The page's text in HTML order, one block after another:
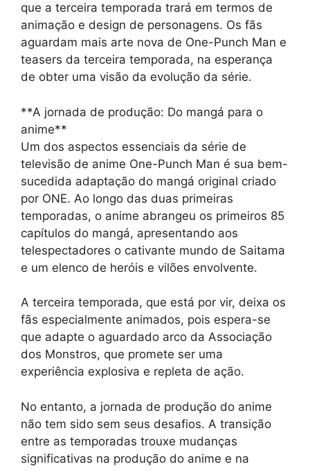
que a terceira temporada trará em termos de
animação e design de personagens. Os fãs
aguardam mais arte nova de One-Punch Man e
teasers da terceira temporada, na esperança
de obter uma visão da evolução da série.
**A jornada de produção: Do mangá para o
anime**
Um dos aspectos essenciais da série de
televisão de anime One-Punch Man é sua bem-
sucedida adaptação do mangá original criado
por ONE. Ao longo das duas primeiras
temporadas, o anime abrangeu os primeiros 85
capítulos do mangá, apresentando aos
telespectadores o cativante mundo de Saitama
e um elenco de heróis e vilões envolvente.
A terceira temporada, que está por vir, deixa os
fãs especialmente animados, pois espera-se
que adapte o aguardado arco da Associação
dos Monstros, que promete ser uma
experiência explosiva e repleta de ação.
No entanto, a jornada de produção do anime
não tem sido sem seus desafios. A transição
entre as temporadas trouxe mudanças
significativas na produção do anime e na